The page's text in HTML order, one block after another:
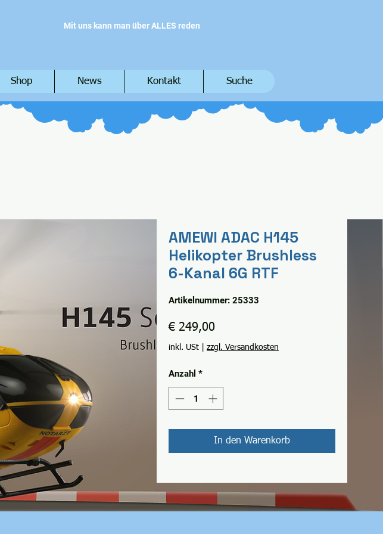
Mit uns kann man über ALLES reden
Shop News Kontakt Suche
AMEWI ADAC H145
Helikopter Brushless
6-Kanal 6G RTF
Artikelnummer: 25333
€ 249,00Preis
inkl. USt zzgl. Versandkosten
Anzahl *
In den Warenkorb